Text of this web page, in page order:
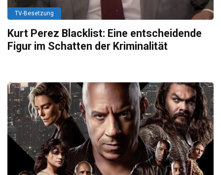
TV-Besetzung
Kurt Perez Blacklist: Eine entscheidende
Figur im Schatten der Kriminalität